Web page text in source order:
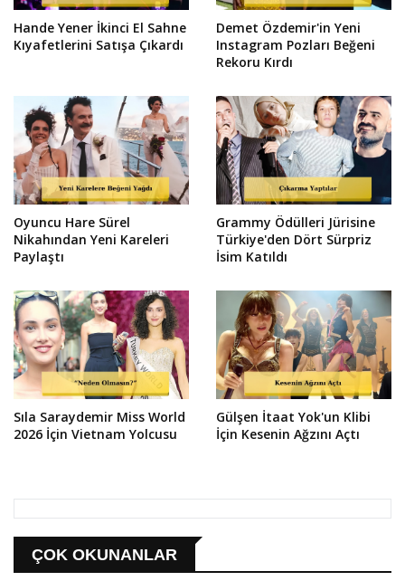
Hande Yener İkinci El Sahne
Kıyafetlerini Satışa Çıkardı
Demet Özdemir'in Yeni
Instagram Pozları Beğeni
Rekoru Kırdı
Oyuncu Hare Sürel
Nikahından Yeni Kareleri
Paylaştı
Grammy Ödülleri Jürisine
Türkiye'den Dört Sürpriz
İsim Katıldı
Sıla Saraydemir Miss World
2026 İçin Vietnam Yolcusu
Gülşen İtaat Yok'un Klibi
İçin Kesenin Ağzını Açtı
ÇOK OKUNANLAR